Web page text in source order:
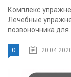
Комплекс
Лечебные
позвоночника для...
0 20.04.2020